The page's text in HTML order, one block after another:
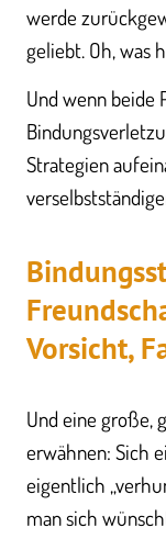
werde
geliebt. Oh, was
Und wenn beide
Strategien
Vorsicht,
Und eine große,
erwähnen: Sich
eigentlich
man sich